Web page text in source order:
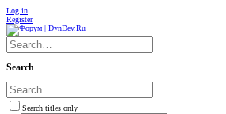
Log in
Register
Search
Search titles only